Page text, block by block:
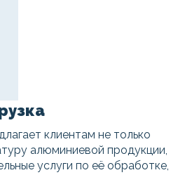
клиентам не только
алюминиевой продукции,
услуги по её обработке,